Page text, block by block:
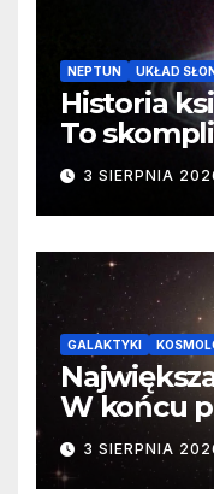
NEPTUN UKŁAD
Historia
To
3 SIERPNIA
GALAKTYKI
W końcu
faktyczne
3 SIERPNIA